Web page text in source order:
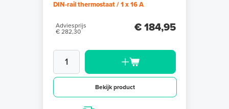
DIN-rail thermostaat / 1 x 16 A
Adviesprijs
€ 282,30
€ 184,95
Bekijk product